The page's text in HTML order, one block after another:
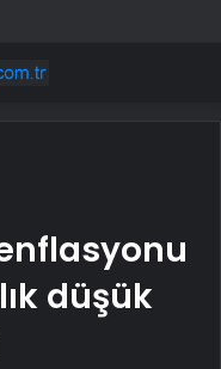
düşük